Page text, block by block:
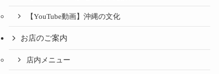
【YouTube動画】沖縄の文化
お店のご案内
店内メニュー